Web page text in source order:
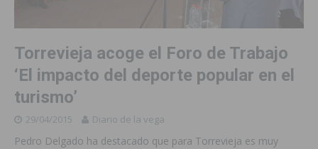
Torrevieja acoge el Foro de Trabajo
‘El impacto del deporte popular en el
turismo’
29/04/2015 Diario de la vega
Pedro Delgado ha destacado que para Torrevieja es muy